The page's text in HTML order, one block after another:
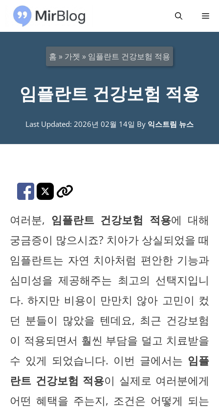
메
홈 » 가젯 » 임플란트 건강보험 적용
임플란트 건강보험 적용
Last Updated: 2026년 02월 14일 By 익스트림 뉴스
여러분, 임플란트 건강보험 적용에 대해
궁금증이 많으시죠? 치아가 상실되었을 때
임플란트는 자연 치아처럼 편안한 기능과
심미성을 제공해주는 최고의 선택지입니
다. 하지만 비용이 만만치 않아 고민이 컸
던 분들이 많았을 텐데요, 최근 건강보험
이 적용되면서 훨씬 부담을 덜고 치료받을
수 있게 되었습니다. 이번 글에서는 임플
란트 건강보험 적용이 실제로 여러분에게
어떤 혜택을 주는지, 조건은 어떻게 되는